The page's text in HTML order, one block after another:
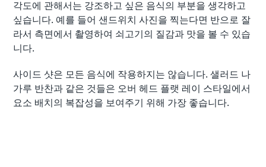
각도에 관해서는 강조하고 싶은 음식의 부분을 생각하고
싶습니다. 예를 들어 샌드위치 사진을 찍는다면 반으로 잘
라서 측면에서 촬영하여 쇠고기의 질감과 맛을 볼 수 있습
니다.
사이드 샷은 모든 음식에 작용하지는 않습니다. 샐러드 나
가루 반찬과 같은 것들은 오버 헤드 플랫 레이 스타일에서
요소 배치의 복잡성을 보여주기 위해 가장 좋습니다.